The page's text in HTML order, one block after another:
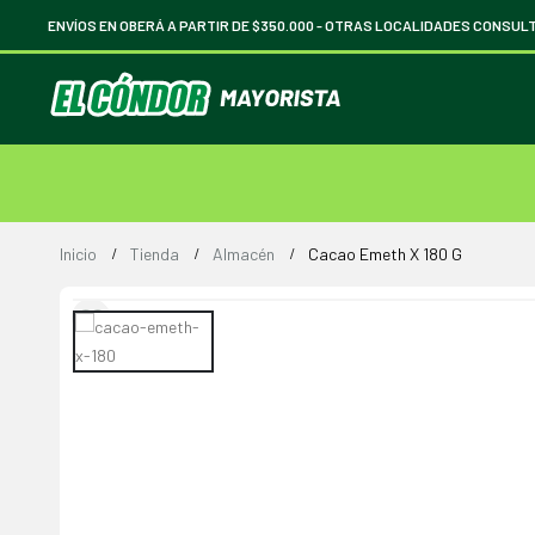
ENVÍOS EN OBERÁ A PARTIR DE $350.000 -OTRAS LOCALIDADES
Inicio Tienda Almacén Cacao Emeth X 180 G